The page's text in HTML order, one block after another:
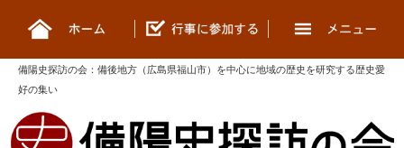
備陽史探訪の会 ： 備後地方（広島県福山市）を中心に地域の歴史を研究する歴史愛
好の集い